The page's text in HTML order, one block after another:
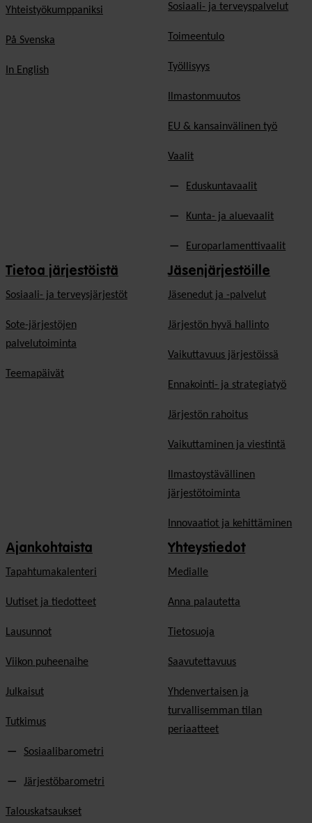
Yhteistyökumppaniksi
På Svenska
In English
Sosiaali- ja terveyspalvelut
Toimeentulo
Työllisyys
Ilmastonmuutos
EU & kansainvälinen työ
Vaalit
Eduskuntavaalit
Kunta- ja aluevaalit
Europarlamenttivaalit
Tietoa järjestöistä
Sosiaali- ja terveysjärjestöt
Sote-järjestöjen
palvelutoiminta
Teemapäivät
Jäsenjärjestöille
Jäsen­edut ja -palvelut
Järjestön hyvä hallinto
Vaikuttavuus järjestöissä
Ennakointi- ja strategiatyö
Järjestön rahoitus
Vaikuttaminen ja viestintä
Ilmastoystävällinen
järjestötoiminta
Innovaatiot ja kehittäminen
Ajankohtaista
Tapahtumakalenteri
Uutiset ja tiedotteet
Lausunnot
Viikon puheenaihe
Julkaisut
Tutkimus
Sosiaalibarometri
Järjestöbarometri
Talouskatsaukset
Yhteystiedot
Medialle
Anna palautetta
Tietosuoja
Saavutettavuus
Yhdenvertaisen ja
turvallisemman tilan
periaatteet